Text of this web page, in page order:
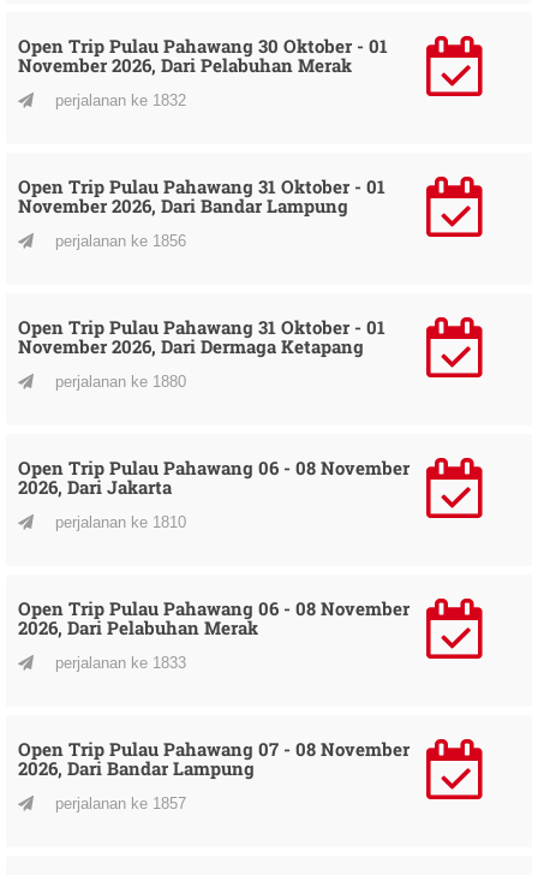
Open Trip Pulau Pahawang 30 Oktober - 01
November 2026, Dari Pelabuhan Merak
perjalanan ke 1832
Open Trip Pulau Pahawang 31 Oktober - 01
November 2026, Dari Bandar Lampung
perjalanan ke 1856
Open Trip Pulau Pahawang 31 Oktober - 01
November 2026, Dari Dermaga Ketapang
perjalanan ke 1880
Open Trip Pulau Pahawang 06 - 08 November
2026, Dari Jakarta
perjalanan ke 1810
Open Trip Pulau Pahawang 06 - 08 November
2026, Dari Pelabuhan Merak
perjalanan ke 1833
Open Trip Pulau Pahawang 07 - 08 November
2026, Dari Bandar Lampung
perjalanan ke 1857